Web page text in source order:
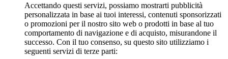
Accettando questi servizi, possiamo mostrarti pubblicità
personalizzata in base ai tuoi interessi, contenuti sponsorizzati
o promozioni per il nostro sito web o prodotti in base al tuo
comportamento di navigazione e di acquisto, misurandone il
successo. Con il tuo consenso, su questo sito utilizziamo i
seguenti servizi di terze parti: